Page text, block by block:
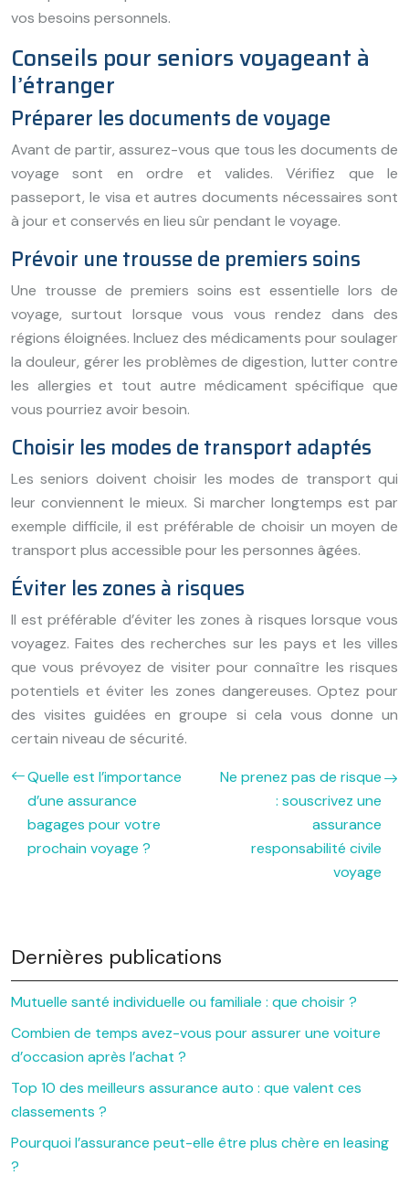
vos besoins personnels.
Conseils pour seniors voyageant à
l’étranger
Préparer les documents de voyage
Avant de partir, assurez-vous que tous les documents de
voyage sont en ordre et valides. Vérifiez que le
passeport, le visa et autres documents nécessaires sont
à jour et conservés en lieu sûr pendant le voyage.
Prévoir une trousse de premiers soins
Une trousse de premiers soins est essentielle lors de
voyage, surtout lorsque vous vous rendez dans des
régions éloignées. Incluez des médicaments pour soulager
la douleur, gérer les problèmes de digestion, lutter contre
les allergies et tout autre médicament spécifique que
vous pourriez avoir besoin.
Choisir les modes de transport adaptés
Les seniors doivent choisir les modes de transport qui
leur conviennent le mieux. Si marcher longtemps est par
exemple difficile, il est préférable de choisir un moyen de
transport plus accessible pour les personnes âgées.
Éviter les zones à risques
Il est préférable d’éviter les zones à risques lorsque vous
voyagez. Faites des recherches sur les pays et les villes
que vous prévoyez de visiter pour connaître les risques
potentiels et éviter les zones dangereuses. Optez pour
des visites guidées en groupe si cela vous donne un
certain niveau de sécurité.
Quelle est l’importance
d’une assurance
bagages pour votre
prochain voyage ?
Ne prenez pas de risque
: souscrivez une
assurance
responsabilité civile
voyage
Dernières publications
Mutuelle santé individuelle ou familiale : que choisir ?
Combien de temps avez-vous pour assurer une voiture
d’occasion après l’achat ?
Top 10 des meilleurs assurance auto : que valent ces
classements ?
Pourquoi l’assurance peut-elle être plus chère en leasing
?